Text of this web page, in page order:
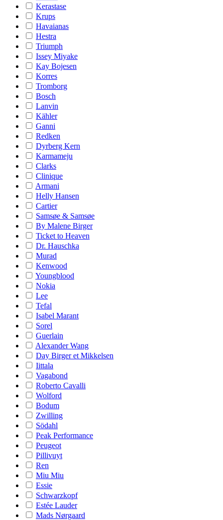
Kerastase
Krups
Havaianas
Hestra
Triumph
Issey Miyake
Kay Bojesen
Korres
Tromborg
Bosch
Lanvin
Kähler
Ganni
Redken
Dyrberg Kern
Karmameju
Clarks
Clinique
Armani
Helly Hansen
Cartier
Samsøe & Samsøe
By Malene Birger
Ticket to Heaven
Dr. Hauschka
Murad
Kenwood
Youngblood
Nokia
Lee
Tefal
Isabel Marant
Sorel
Guerlain
Alexander Wang
Day Birger et Mikkelsen
Iittala
Vagabond
Roberto Cavalli
Wolford
Bodum
Zwilling
Södahl
Peak Performance
Peugeot
Pillivuyt
Ren
Miu Miu
Essie
Schwarzkopf
Estée Lauder
Mads Nørgaard